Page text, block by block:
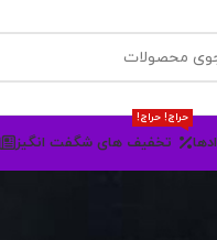
تخفیف های شگفت انگیز
حراج! حراج!